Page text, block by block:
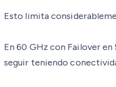
Esto limita
En 60 GHz con Failover
seguir teniendo